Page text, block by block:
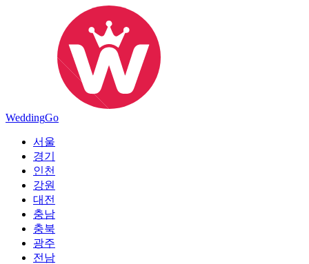
WeddingGo
서울
경기
인천
강원
대전
충남
충북
광주
전남